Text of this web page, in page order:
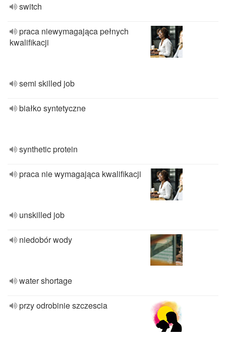
switch
praca niewymagająca pełnych
kwalifikacji
semi skilled job
białko syntetyczne
synthetic protein
praca nie wymagająca kwalifikacji
unskilled job
niedobór wody
water shortage
przy odrobinie szczescia